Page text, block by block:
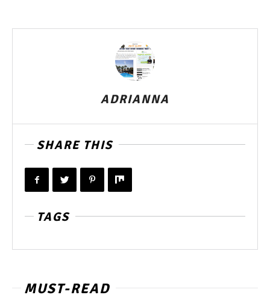
ADRIANNA
SHARE THIS
TAGS
MUST-READ